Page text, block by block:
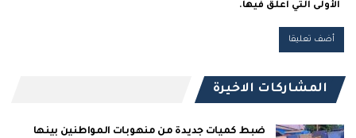
الأولى التي أعلق فيها.
المشاركات الاخيرة
ضبط كميات جديدة من منهوبات المواطنين بينها